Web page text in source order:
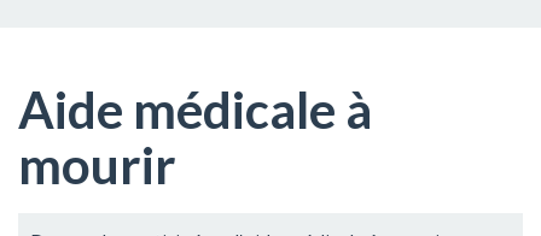
de
la
santé
Aide médicale à
mourir